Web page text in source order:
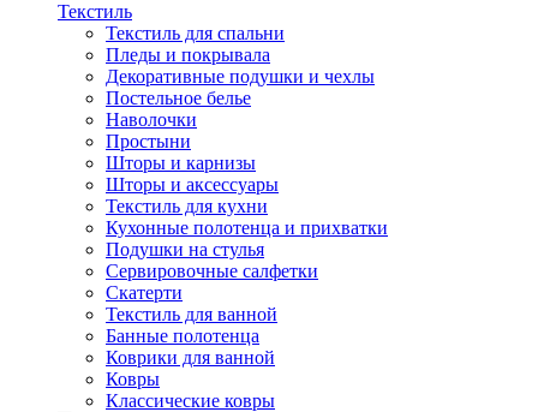
Текстиль
Текстиль для спальни
Пледы и покрывала
Декоративные подушки и чехлы
Постельное белье
Наволочки
Простыни
Шторы и карнизы
Шторы и аксессуары
Текстиль для кухни
Кухонные полотенца и прихватки
Подушки на стулья
Сервировочные салфетки
Скатерти
Текстиль для ванной
Банные полотенца
Коврики для ванной
Ковры
Классические ковры